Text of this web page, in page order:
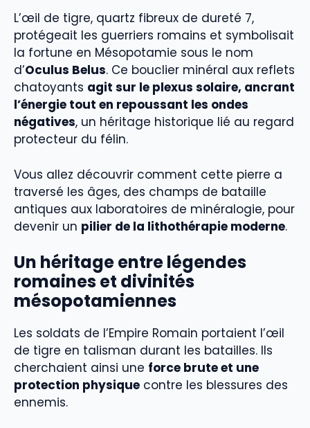
L’œil de tigre, quartz fibreux de dureté 7,
protégeait les guerriers romains et symbolisait
la fortune en Mésopotamie sous le nom
d’Oculus Belus. Ce bouclier minéral aux reflets
chatoyants agit sur le plexus solaire, ancrant
l’énergie tout en repoussant les ondes
négatives, un héritage historique lié au regard
protecteur du félin.
Vous allez découvrir comment cette pierre a
traversé les âges, des champs de bataille
antiques aux laboratoires de minéralogie, pour
devenir un pilier de la lithothérapie moderne.
Un héritage entre légendes
romaines et divinités
mésopotamiennes
Les soldats de l’Empire Romain portaient l’œil
de tigre en talisman durant les batailles. Ils
cherchaient ainsi une force brute et une
protection physique contre les blessures des
ennemis.